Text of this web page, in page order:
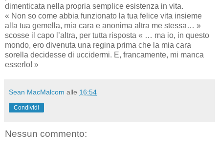
dimenticata nella propria semplice esistenza in vita.
« Non so come abbia funzionato la tua felice vita insieme
alla tua gemella, mia cara e anonima altra me stessa… »
scosse il capo l’altra, per tutta risposta « … ma io, in questo
mondo, ero divenuta una regina prima che la mia cara
sorella decidesse di uccidermi. E, francamente, mi manca
esserlo! »
Sean MacMalcom alle 16:54
Condividi
Nessun commento: